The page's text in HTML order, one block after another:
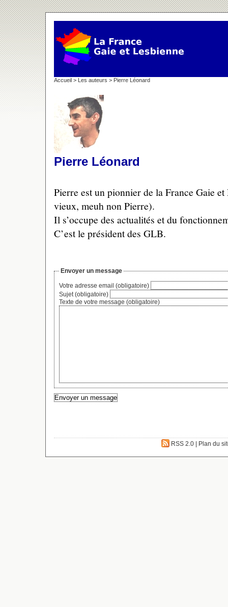
Accueil > Les auteurs > Pierre Léonard
Pierre Léonard
Pierre est un pionnier de la France Gaie
vieux, meuh non Pierre).
Il s’occupe des actualités et du
C’est le président des GLB.
Envoyer un message
Votre adresse email (obligatoire)
Sujet (obligatoire)
Texte de votre message (obligatoire)
RSS 2.0 | Plan du